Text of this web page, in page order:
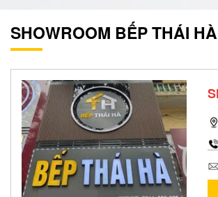
SHOWROOM BẾP THÁI HÀ